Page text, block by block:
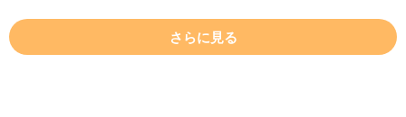
さらに見る